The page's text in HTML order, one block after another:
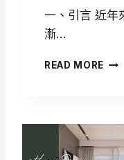
一、引言 近年
漸…
READ MORE
怎